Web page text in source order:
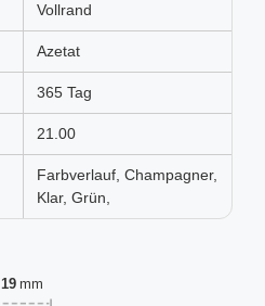
Vollrand
Azetat
365 Tag
21.00
Farbverlauf, Champagner,
Klar, Grün,
19 mm